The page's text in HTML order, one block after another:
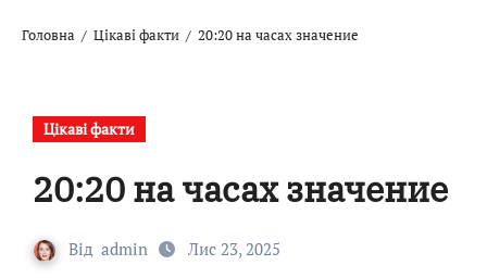
Головна Цікаві факти 20:20 на часах значение
Цікаві факти
20:20 на часах значение
Від admin Лис 23, 2025